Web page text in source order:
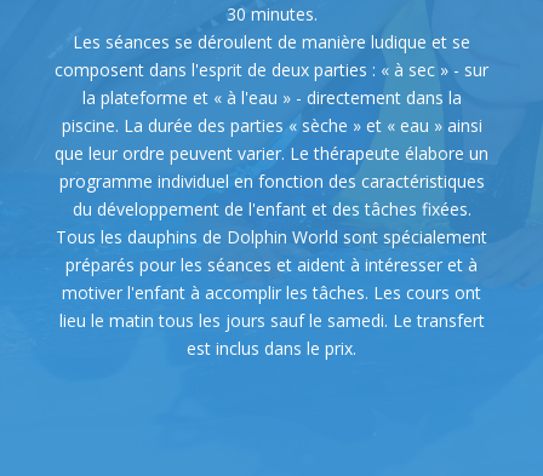
30 minutes.
Les séances se déroulent de manière ludique et se
composent dans l'esprit de deux parties : « à sec » - sur
la plateforme et « à l'eau » - directement dans la
piscine. La durée des parties « sèche » et « eau » ainsi
que leur ordre peuvent varier. Le thérapeute élabore un
programme individuel en fonction des caractéristiques
du développement de l'enfant et des tâches fixées.
Tous les dauphins de Dolphin World sont spécialement
préparés pour les séances et aident à intéresser et à
motiver l'enfant à accomplir les tâches. Les cours ont
lieu le matin tous les jours sauf le samedi. Le transfert
est inclus dans le prix.